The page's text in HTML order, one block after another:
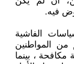
فيه.
الفاشية
من المواطنين
مكافحة ، بينما